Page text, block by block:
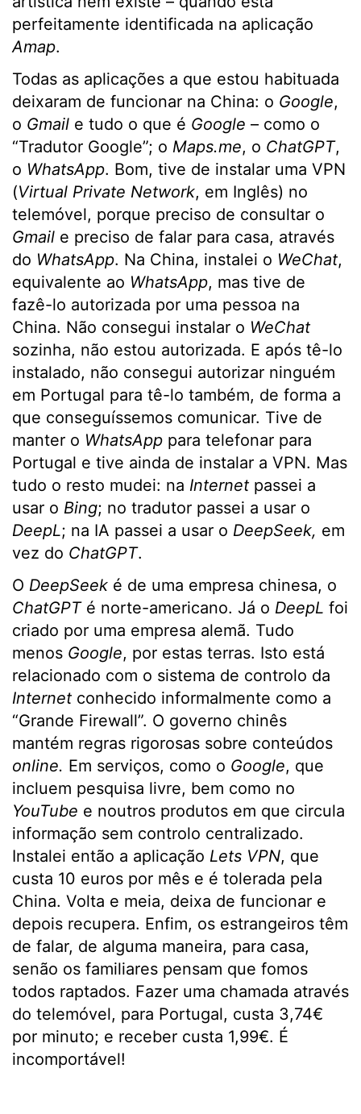
perfeitamente identificada na aplicação
Amap.
Todas as aplicações a que estou habituada
deixaram de funcionar na China: o Google,
o Gmail e tudo o que é Google – como o
“Tradutor Google”; o Maps.me, o ChatGPT,
o WhatsApp. Bom, tive de instalar uma VPN
(Virtual Private Network, em Inglês) no
telemóvel, porque preciso de consultar o
Gmail e preciso de falar para casa, através
do WhatsApp. Na China, instalei o WeChat,
equivalente ao WhatsApp, mas tive de
fazê-lo autorizada por uma pessoa na
China. Não consegui instalar o WeChat
sozinha, não estou autorizada. E após tê-lo
instalado, não consegui autorizar ninguém
em Portugal para tê-lo também, de forma a
que conseguíssemos comunicar. Tive de
manter o WhatsApp para telefonar para
Portugal e tive ainda de instalar a VPN. Mas
tudo o resto mudei: na Internet passei a
usar o Bing; no tradutor passei a usar o
DeepL; na IA passei a usar o DeepSeek, em
vez do ChatGPT.
O DeepSeek é de uma empresa chinesa, o
ChatGPT é norte-americano. Já o DeepL foi
criado por uma empresa alemã. Tudo
menos Google, por estas terras. Isto está
relacionado com o sistema de controlo da
Internet conhecido informalmente como a
“Grande Firewall”. O governo chinês
mantém regras rigorosas sobre conteúdos
online. Em serviços, como o Google, que
incluem pesquisa livre, bem como no
YouTube e noutros produtos em que circula
informação sem controlo centralizado.
Instalei então a aplicação Lets VPN, que
custa 10 euros por mês e é tolerada pela
China. Volta e meia, deixa de funcionar e
depois recupera. Enfim, os estrangeiros têm
de falar, de alguma maneira, para casa,
senão os familiares pensam que fomos
todos raptados. Fazer uma chamada através
do telemóvel, para Portugal, custa 3,74€
por minuto; e receber custa 1,99€. É
incomportável!